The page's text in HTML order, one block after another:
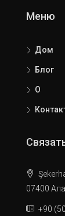
Меню
Дом
Блог
О
07400
+90